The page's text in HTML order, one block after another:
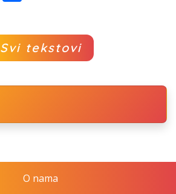
Svi tekstovi
O nama